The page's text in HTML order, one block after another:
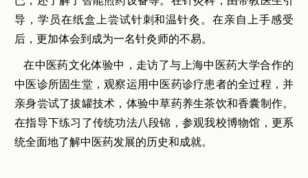
导，学员在纸盒上尝试针刺和温针灸。在亲自上手感受
后，更加体会到成为一名针灸师的不易。
在中医药文化体验中，走访了与上海中医药大学合作的
中医诊所固生堂，观察运用中医药诊疗患者的全过程，并
亲身尝试了拔罐技术，体验中草药养生茶饮和香囊制作。
在指导下练习了传统功法八段锦，参观我校博物馆，更系
统全面地了解中医药发展的历史和成就。